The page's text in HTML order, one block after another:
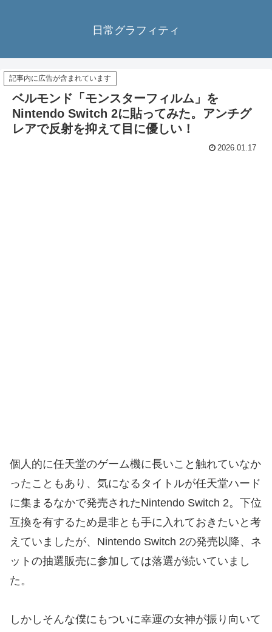
日常グラフィティ
記事内に広告が含まれています
ベルモンド「モンスターフィルム」を
Nintendo Switch 2に貼ってみた。アンチグ
レアで反射を抑えて目に優しい！
2026.01.17
個人的に任天堂のゲーム機に長いこと触れていなか
ったこともあり、気になるタイトルが任天堂ハード
に集まるなかで発売されたNintendo Switch 2。下位
互換を有するため是非とも手に入れておきたいと考
えていましたが、Nintendo Switch 2の発売以降、ネ
ットの抽選販売に参加しては落選が続いていまし
た。
しかしそんな僕にもついに幸運の女神が振り向いて